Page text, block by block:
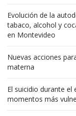
Evolución de la
tabaco, alcohol y
en Montevideo
Nuevas acciones
materna
El suicidio durante
momentos más